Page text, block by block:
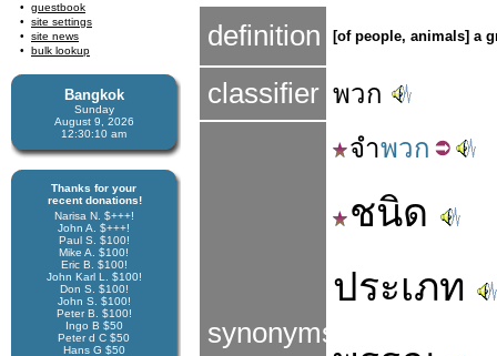
guestbook
site settings
site news
bulk lookup
Bangkok
Sunday
August 9, 2026
12:30:11 am
Thanks for your
recent donations!
Narisa N. $+++!
John A. $+++!
Paul S. $100!
Mike A. $100!
Eric B. $100!
John Karl L. $100!
Don S. $100!
John S. $100!
Peter B. $100!
Ingo B $50
Peter d C $50
Hans G $50
definition [of people, animals] a
classifier พวก
synonyms
จำพวก
ชนิด
ประเภท